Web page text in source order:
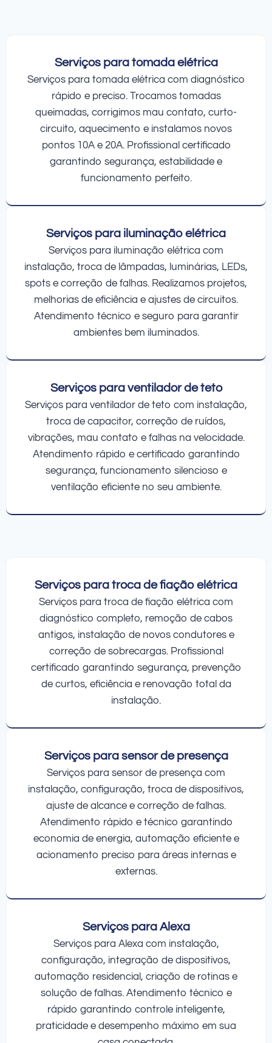
Serviços para tomada elétrica
Serviços para tomada elétrica com diagnóstico
rápido e preciso. Trocamos tomadas
queimadas, corrigimos mau contato, curto-
circuito, aquecimento e instalamos novos
pontos 10A e 20A. Profissional certificado
garantindo segurança, estabilidade e
funcionamento perfeito.
Serviços para iluminação elétrica
Serviços para iluminação elétrica com
instalação, troca de lâmpadas, luminárias, LEDs,
spots e correção de falhas. Realizamos projetos,
melhorias de eficiência e ajustes de circuitos.
Atendimento técnico e seguro para garantir
ambientes bem iluminados.
Serviços para ventilador de teto
Serviços para ventilador de teto com instalação,
troca de capacitor, correção de ruídos,
vibrações, mau contato e falhas na velocidade.
Atendimento rápido e certificado garantindo
segurança, funcionamento silencioso e
ventilação eficiente no seu ambiente.
Serviços para troca de fiação elétrica
Serviços para troca de fiação elétrica com
diagnóstico completo, remoção de cabos
antigos, instalação de novos condutores e
correção de sobrecargas. Profissional
certificado garantindo segurança, prevenção
de curtos, eficiência e renovação total da
instalação.
Serviços para sensor de presença
Serviços para sensor de presença com
instalação, configuração, troca de dispositivos,
ajuste de alcance e correção de falhas.
Atendimento rápido e técnico garantindo
economia de energia, automação eficiente e
acionamento preciso para áreas internas e
externas.
Serviços para Alexa
Serviços para Alexa com instalação,
configuração, integração de dispositivos,
automação residencial, criação de rotinas e
solução de falhas. Atendimento técnico e
rápido garantindo controle inteligente,
praticidade e desempenho máximo em sua